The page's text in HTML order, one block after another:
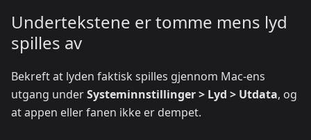
Undertekstene er tomme mens lyd
spilles av
Bekreft at lyden faktisk spilles gjennom Mac-ens
utgang underSysteminnstillinger > Lyd > Utdata, og
at appen eller fanen ikke er dempet.